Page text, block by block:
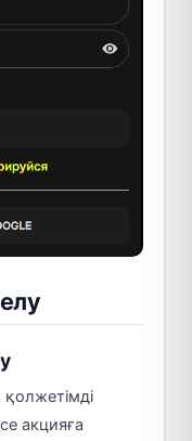
қолжетімді
акцияға